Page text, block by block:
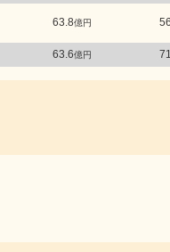
63.8億円
63.6億円